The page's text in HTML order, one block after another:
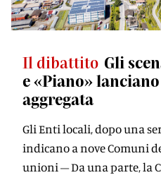
Il dibattito Gli
e «Piano»
aggregata
Gli Enti locali, dopo una
indicano a nove Comuni
unioni – Da una parte, la